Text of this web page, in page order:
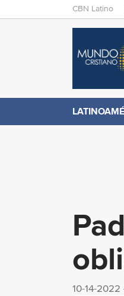
M
N
E
CBN Latino
C
B
N
.
m
10-14-2022